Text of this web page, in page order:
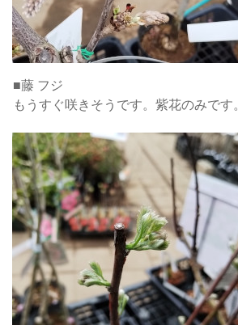
■藤 フジ
もうすぐ咲きそうです。紫花のみです。